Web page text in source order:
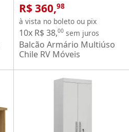
R$ 360,98
à vista no boleto ou pix
10x R$ 38,00 sem juros
Balcão Armário Multiúso
Chile RV Móveis